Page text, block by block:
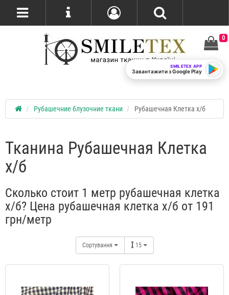
0
Рубашечние блузочние ткани Рубашечная Клетка х/б
SMILETEX APP
Завантажити з Google Play
Тканина Рубашечная Клетка
х/б
Сколько стоит 1 метр рубашечная клетка
х/б? Цена рубашечная клетка х/б от 191
грн/метр
Сортування 15